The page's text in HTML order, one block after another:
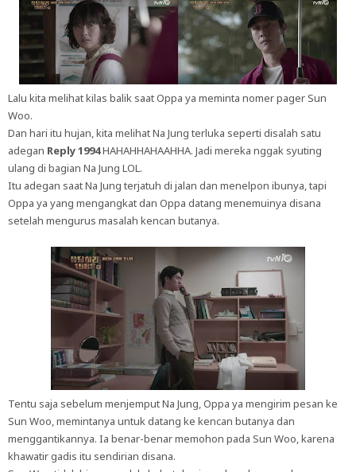
Lalu kita melihat kilas balik saat Oppa ya meminta nomer pager Sun
Woo.
Dan hari itu hujan, kita melihat Na Jung terluka seperti disalah satu
adegan Reply 1994HAHAHHAHAAHHA. Jadi mereka nggak syuting
ulang di bagian Na Jung LOL.
Itu adegan saat Na Jung terjatuh di jalan dan menelpon ibunya, tapi
Oppa ya yang mengangkat dan Oppa datang menemuinya disana
setelah mengurus masalah kencan butanya.
Tentu saja sebelum menjemput Na Jung, Oppa ya mengirim pesan ke
Sun Woo, memintanya untuk datang ke kencan butanya dan
menggantikannya. Ia benar-benar memohon pada Sun Woo, karena
khawatir gadis itu sendirian disana.